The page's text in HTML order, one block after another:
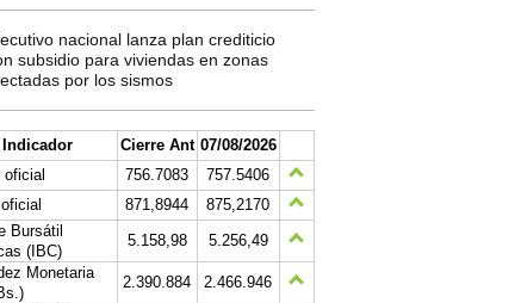
nacional lanza plan crediticio
subsidio para viviendas en zonas
por los sismos
Indicador Cierre Ant 07/08/2026
oficial
756.7083
757.5406
871,8944
875,2170
Bursátil
(IBC)
5.158,98
5.256,49
Monetaria
2.390.884
2.466.946